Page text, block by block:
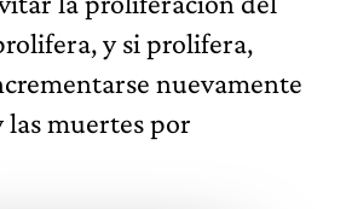
y si prolifera,
nuevamente
las muertes por